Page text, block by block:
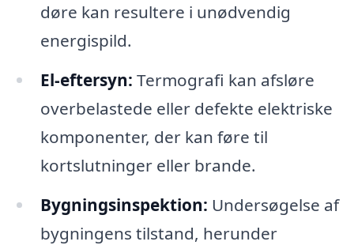
døre kan resultere i unødvendig
energispild.
El-eftersyn: Termografi kan afsløre
overbelastede eller defekte elektriske
komponenter, der kan føre til
kortslutninger eller brande.
Bygningsinspektion: Undersøgelse af
bygningens tilstand, herunder